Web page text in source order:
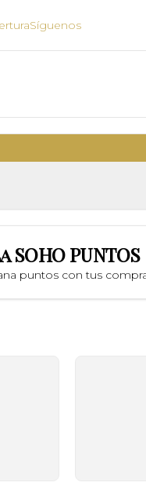
Síguenos
SOHO PUNTOS
puntos con tus